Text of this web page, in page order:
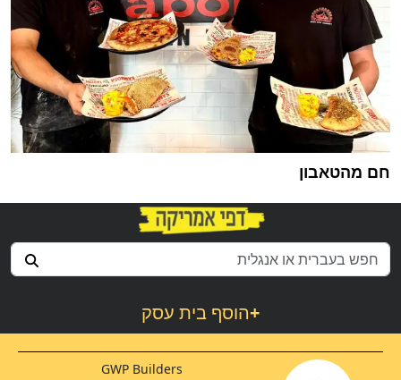
חם מהטאבון
הוסף בית עסק+
GWP Builders